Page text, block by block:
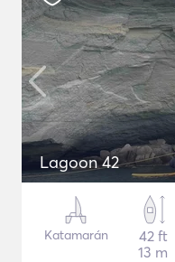
Lagoon 42
Katamarán
42 ft
13 m